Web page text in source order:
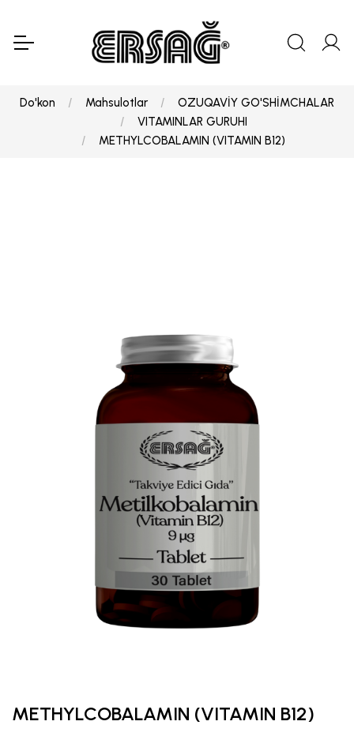
Do'kon Mahsulotlar
OZUQAVİY GO'SHİMCHALAR
VITAMINLAR GURUHI
METHYLCOBALAMIN (VITAMIN B12)
METHYLCOBALAMIN (VITAMIN B12)